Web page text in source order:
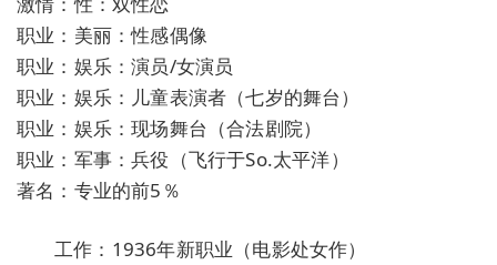
职业：美丽：性感偶像
职业：娱乐：演员/女演员
职业：娱乐：儿童表演者（七岁的舞台）
职业：娱乐：现场舞台（合法剧院）
职业：军事：兵役（飞行于So.太平洋）
著名：专业的前5％
工作：1936年新职业（电影处女作）